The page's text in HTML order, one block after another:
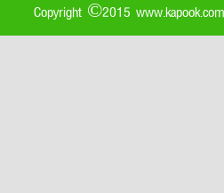
Copyright ©2015 www.kapook.com